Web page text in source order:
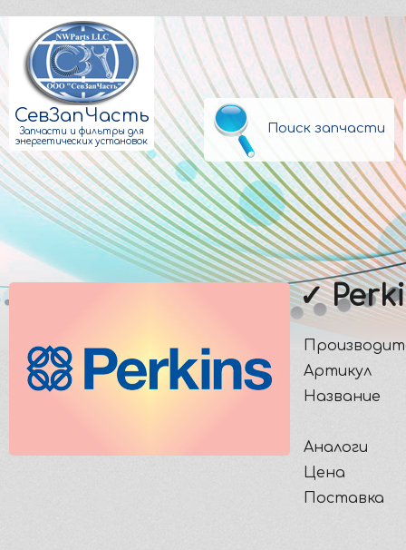
СевЗапЧасть
Запчасти и фильтры для
энергетических установок
Поиск запчасти
✓
Артикул
Название
Аналоги
Цена
Поставка